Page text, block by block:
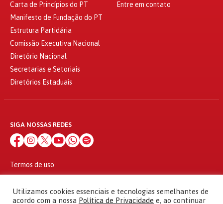
Carta de Princípios do PT
Manifesto de Fundação do PT
Estrutura Partidária
Comissão Executiva Nacional
Diretório Nacional
Secretarias e Setoriais
Diretórios Estaduais
Entre em contato
SIGA NOSSAS REDES
Termos de uso
© 2010 - 2026
Partido dos Trabalhadores Todos os direitos reservados
Utilizamos cookies essenciais e tecnologias semelhantes de
acordo com a nossa Política de Privacidade e, ao continuar